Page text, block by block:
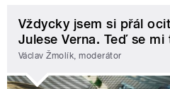
Vždycky jsem si přál
Julese Verna. Teď se mi
Václav Žmolík, moderátor